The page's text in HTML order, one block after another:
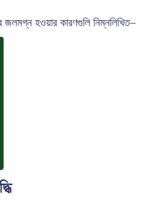
জলমগ্ন হওয়ার কারণগুলি নিম্নলিখিত–